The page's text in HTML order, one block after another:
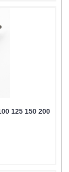
125 150 200